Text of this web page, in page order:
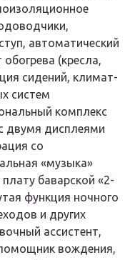
автоматический
(кресла,
сидений, климат-
систем
комплекс
двумя дисплеями
со
«музыка»
баварской «2-
функция ночного
и других
ассистент,
вождения,